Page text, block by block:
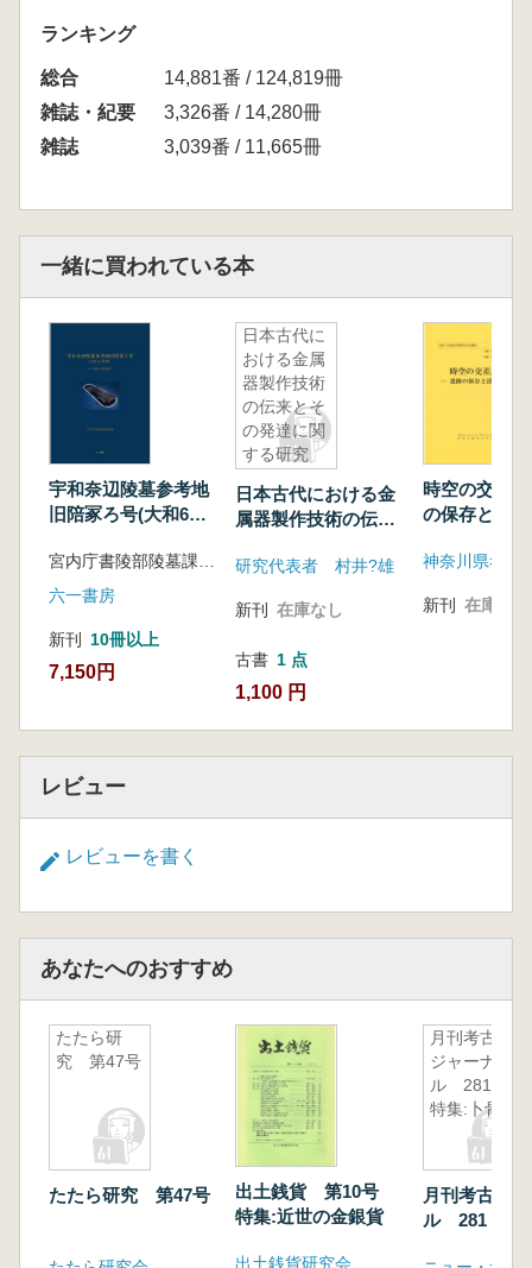
ランキング
総合
14,881番 / 124,819冊
雑誌・紀要
3,326番 / 14,280冊
雑誌
3,039番 / 11,665冊
一緒に買われている本
宇和奈辺陵墓参考地
旧陪冢ろ号(大和6号
報告
宮内庁書陵部陵墓課 編
六一書房
新刊 10冊以上
7,150円
日本古代に
おける金属
器製作技術
の伝来とそ
の発達に関
する研究
日本古代における金
属器製作技術の伝来
研究
研究代表者 村井?雄
新刊 在庫なし
古書 1 点
1,100 円
時空の交差
の保存と活用
神奈川県考古
新刊 在庫なし
レビュー
レビューを書く
あなたへのおすすめ
たたら研
究 第47号
たたら研究 第47号
出土銭貨 第10号
特集:近世の金銀貨
出土銭貨研究会
月刊考古学
ジャーナ
ル 281
特集:卜骨
月刊考古学
ル 281 特